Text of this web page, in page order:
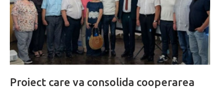
Proiect care va consolida cooperarea